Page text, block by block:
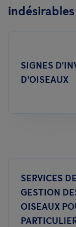
tout au long de
indésirables
SIGNES
D'OISEAUX
SERVICES DE
GESTION
OISEAUX